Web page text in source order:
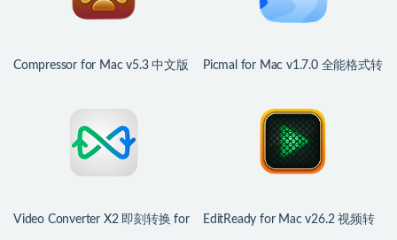
Compressor for Mac v5.3 中文版
Picmal for Mac v1.7.0 全能格式转
Video Converter X2 即刻转换 for
EditReady for Mac v26.2 视频转